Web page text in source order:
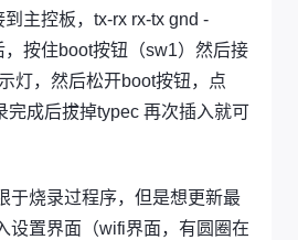
主控板，tx-rx rx-tx gnd -
按住boot按钮（sw1）然后接
灯，然后松开boot按钮，点
完成后拔掉typec 再次插入就可
于烧录过程序，但是想更新最
设置界面（wifi界面，有圆圈在